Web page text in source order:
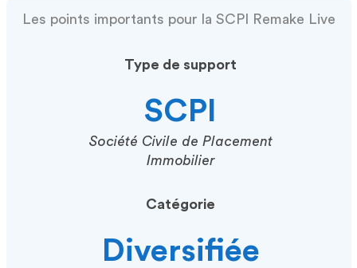
Les points importants pour la SCPI Remake Live
Type de support
SCPI
Société Civile de Placement
Immobilier
Catégorie
Diversifiée